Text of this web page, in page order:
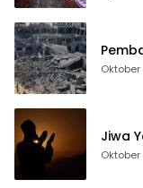
Oktober
Jiwa
Oktober